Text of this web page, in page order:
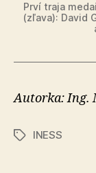
Prví traja
(zľava): David
Autorka: Ing.
ZnačkyINESS